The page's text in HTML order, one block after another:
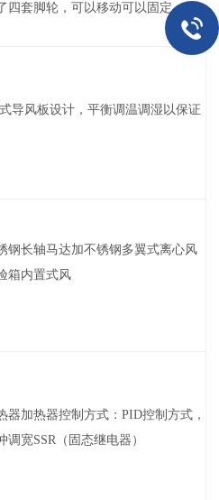
四套脚轮，可以移动可以固定
导风板设计，平衡调温调湿以保证
钢长轴马达加不锈钢多翼式离心风
箱内置式风
器加热器控制方式：PID控制方式，
宽SSR（固态继电器）